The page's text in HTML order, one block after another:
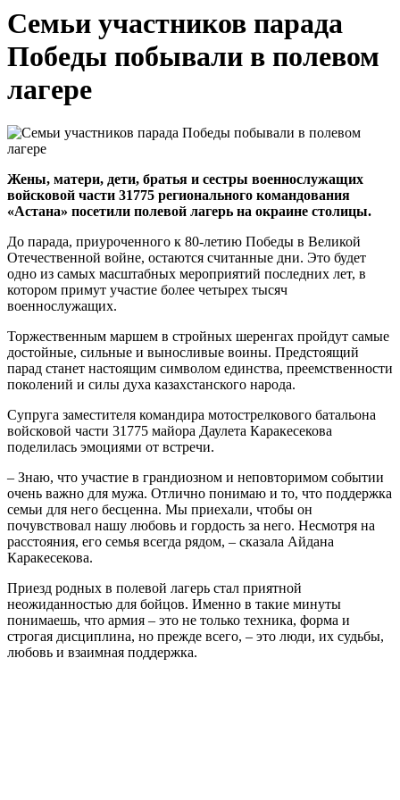
Семьи участников парада
Победы побывали в полевом
лагере
Жены, матери, дети, братья и сестры военнослужащих
войсковой части 31775 регионального командования
«Астана» посетили полевой лагерь на окраине столицы.
До парада, приуроченного к 80-летию Победы в Великой
Отечественной войне, остаются считанные дни. Это будет
одно из самых масштабных мероприятий последних лет, в
котором примут участие более четырех тысяч
военнослужащих.
Торжественным маршем в стройных шеренгах пройдут самые
достойные, сильные и выносливые воины. Предстоящий
парад станет настоящим символом единства, преемственности
поколений и силы духа казахстанского народа.
Супруга заместителя командира мотострелкового батальона
войсковой части 31775 майора Даулета Каракесекова
поделилась эмоциями от встречи.
– Знаю, что участие в грандиозном и неповторимом событии
очень важно для мужа. Отлично понимаю и то, что поддержка
семьи для него бесценна. Мы приехали, чтобы он
почувствовал нашу любовь и гордость за него. Несмотря на
расстояния, его семья всегда рядом, – сказала Айдана
Каракесекова.
Приезд родных в полевой лагерь стал приятной
неожиданностью для бойцов. Именно в такие минуты
понимаешь, что армия – это не только техника, форма и
строгая дисциплина, но прежде всего, – это люди, их судьбы,
любовь и взаимная поддержка.